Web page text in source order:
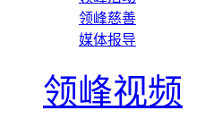
领峰慈善
媒体报导
领峰视频